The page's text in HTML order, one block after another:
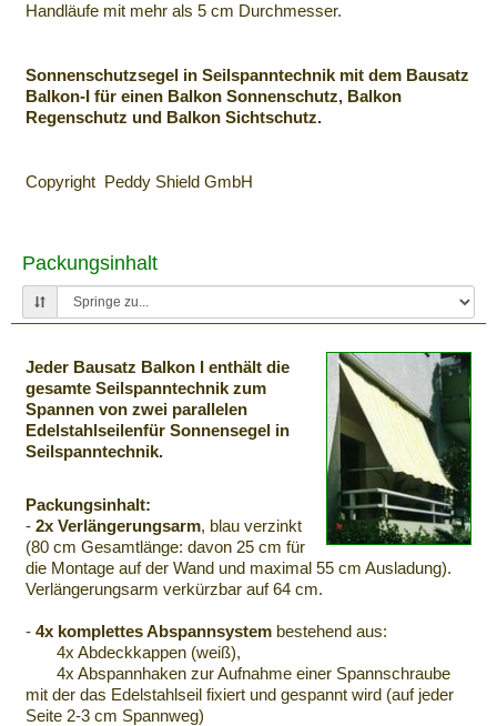
Handläufe mit mehr als 5 cm Durchmesser.
Sonnenschutzsegel in Seilspanntechnik mit dem Bausatz
Balkon-I für einen Balkon Sonnenschutz, Balkon
Regenschutz und Balkon Sichtschutz.
Copyright Peddy Shield GmbH
Packungsinhalt
Jeder Bausatz Balkon I enthält die
gesamte Seilspanntechnik zum
Spannen von zwei parallelen
Edelstahlseilenfür Sonnensegel in
Seilspanntechnik.
Packungsinhalt:
- 2x Verlängerungsarm, blau verzinkt
(80 cm Gesamtlänge: davon 25 cm für
die Montage auf der Wand und maximal 55 cm Ausladung).
Verlängerungsarm verkürzbar auf 64 cm.
- 4x komplettes Abspannsystem bestehend aus:
4x Abdeckkappen (weiß),
4x Abspannhaken zur Aufnahme einer Spannschraube
mit der das Edelstahlseil fixiert und gespannt wird (auf jeder
Seite 2-3 cm Spannweg)